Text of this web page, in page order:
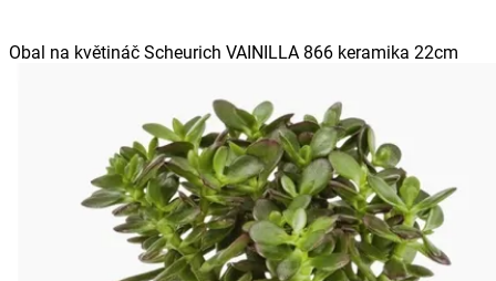
Obal na květináč Scheurich VAINILLA 866 keramika 22cm